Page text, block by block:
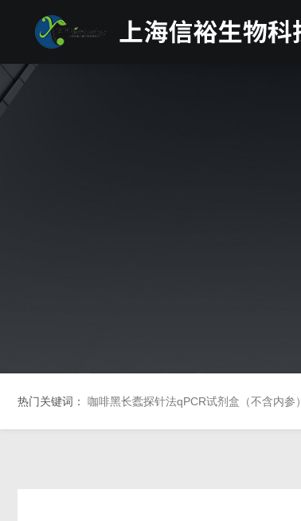
热门关键词： 咖啡黑长蠹探针法qPCR试剂盒（不含内参）